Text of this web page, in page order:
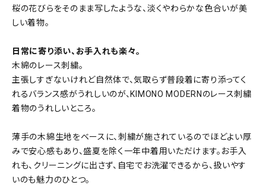
桜の花びらをそのまま写したような、淡くやわらかな色合いが美
しい着物。
日常に寄り添い、お手入れも楽々。
木綿のレース刺繍。
主張しすぎないけれど自然体で、気取らず普段着に寄り添ってく
れるバランス感がうれしいのが、KIMONO MODERNのレース刺繍
着物のうれしいところ。
薄手の木綿生地をベースに、刺繍が施されているのでほどよい厚
みで安心感もあり、盛夏を除く一年中着用いただけます。お手入
れも、クリーニングに出さず、自宅でお洗濯できるから、扱いやす
いのも魅力のひとつ。